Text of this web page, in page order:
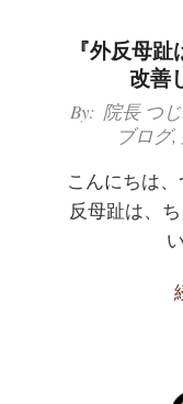
『外反母
改善
2017-
By: 院長 つじ
ブログ,
こんにちは
反母趾は、